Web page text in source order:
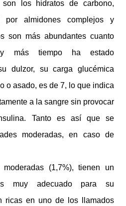
son los hidratos de carbono,
por almidones complejos y
son más abundantes cuanto
más tiempo ha estado
dulzor, su carga glucémica
o asado, es de 7, lo que indica
a la sangre sin provocar
Tanto es así que se
moderadas, en caso de
(1,7%), tienen un
muy adecuado para su
ricas en uno de los llamados